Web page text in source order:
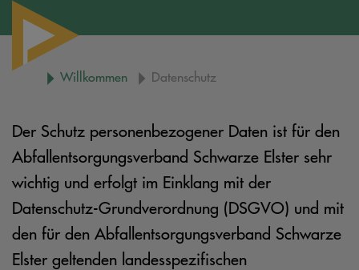
Willkommen Datenschutz
Der Schutz personenbezogener Daten ist für den
Abfallentsorgungsverband Schwarze Elster sehr
wichtig und erfolgt im Einklang mit der
Datenschutz-Grundverordnung (DSGVO) und mit
den für den Abfallentsorgungsverband Schwarze
Elster geltenden landesspezifischen